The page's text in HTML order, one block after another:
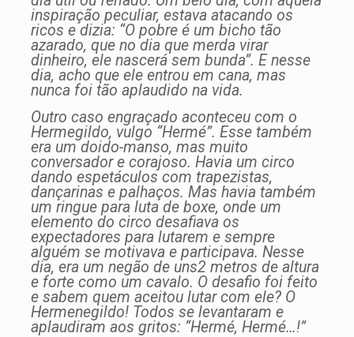
inspiração peculiar, estava atacando os
ricos e dizia: “O pobre é um bicho tão
azarado, que no dia que merda virar
dinheiro, ele nascerá sem bunda”. E nesse
dia, acho que ele entrou em cana, mas
nunca foi tão aplaudido na vida.
Outro caso engraçado aconteceu com o
Hermegildo, vulgo “Hermé”. Esse também
era um doido-manso, mas muito
conversador e corajoso. Havia um circo
dando espetáculos com trapezistas,
dançarinas e palhaços. Mas havia também
um ringue para luta de boxe, onde um
elemento do circo desafiava os
expectadores para lutarem e sempre
alguém se motivava e participava. Nesse
dia, era um negão de uns2 metros de altura
e forte como um cavalo. O desafio foi feito
e sabem quem aceitou lutar com ele? O
Hermenegildo! Todos se levantaram e
aplaudiram aos gritos: “Hermé, Hermé…!”